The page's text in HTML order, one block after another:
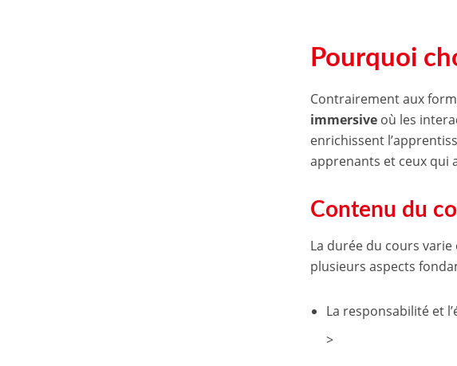
Pourquoi
Contrairement aux
immersive où les
enrichissent
apprenants et ceux qui
Contenu du
La durée du cours
plusieurs aspects
La responsabilité et
>